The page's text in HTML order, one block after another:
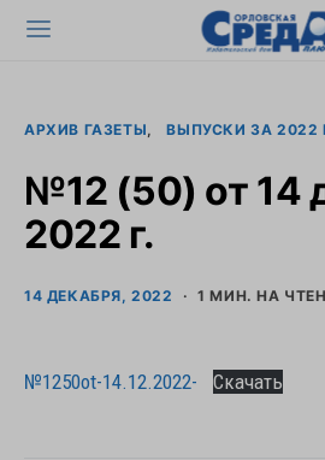
АРХИВ ГАЗЕТЫ ВЫПУСКИ ЗА 2022
№12 (50) от 14
2022 г.
14 ДЕКАБРЯ, 2022 1 МИН. НА
№1250ot-14.12.2022- Скачать